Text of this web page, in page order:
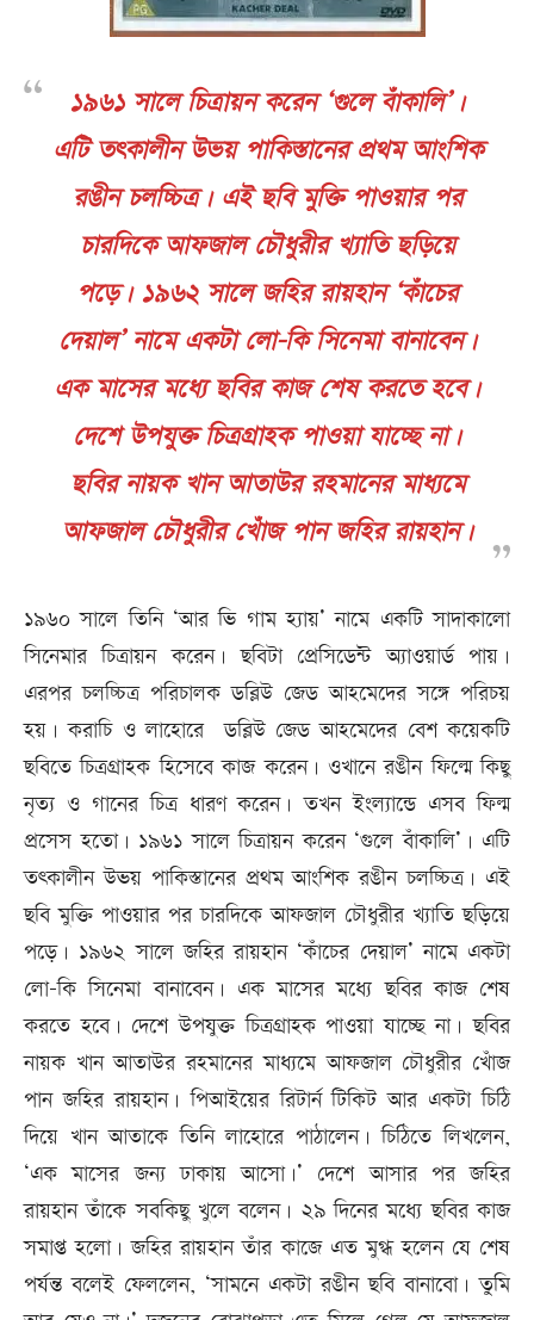
১৯৬১ সালে চিত্রায়ন করেন ‘গুলে বাঁকালি’।
এটি তৎকালীন উভয় পাকিস্তানের প্রথম আংশিক
রঙীন চলচ্চিত্র। এই ছবি মুক্তি পাওয়ার পর
চারদিকে আফজাল চৌধুরীর খ্যাতি ছড়িয়ে
পড়ে। ১৯৬২ সালে জহির রায়হান ‘কাঁচের
দেয়াল’ নামে একটা লো-কি সিনেমা বানাবেন।
এক মাসের মধ্যে ছবির কাজ শেষ করতে হবে।
দেশে উপযুক্ত চিত্রগ্রাহক পাওয়া যাচ্ছে না।
ছবির নায়ক খান আতাউর রহমানের মাধ্যমে
আফজাল চৌধুরীর খোঁজ পান জহির রায়হান।
১৯৬০ সালে তিনি ‘আর ভি গাম হ্যায়’ নামে একটি সাদাকালো
সিনেমার চিত্রায়ন করেন। ছবিটা প্রেসিডেন্ট অ্যাওয়ার্ড পায়।
এরপর চলচ্চিত্র পরিচালক ডব্লিউ জেড আহমেদের সঙ্গে পরিচয়
হয়। করাচি ও লাহোরে ডব্লিউ জেড আহমেদের বেশ কয়েকটি
ছবিতে চিত্রগ্রাহক হিসেবে কাজ করেন। ওখানে রঙীন ফিল্মে কিছু
নৃত্য ও গানের চিত্র ধারণ করেন। তখন ইংল্যান্ডে এসব ফিল্ম
প্রসেস হতো। ১৯৬১ সালে চিত্রায়ন করেন ‘গুলে বাঁকালি’। এটি
তৎকালীন উভয় পাকিস্তানের প্রথম আংশিক রঙীন চলচ্চিত্র। এই
ছবি মুক্তি পাওয়ার পর চারদিকে আফজাল চৌধুরীর খ্যাতি ছড়িয়ে
পড়ে। ১৯৬২ সালে জহির রায়হান ‘কাঁচের দেয়াল’ নামে একটা
লো-কি সিনেমা বানাবেন। এক মাসের মধ্যে ছবির কাজ শেষ
করতে হবে। দেশে উপযুক্ত চিত্রগ্রাহক পাওয়া যাচ্ছে না। ছবির
নায়ক খান আতাউর রহমানের মাধ্যমে আফজাল চৌধুরীর খোঁজ
পান জহির রায়হান। পিআইয়ের রিটার্ন টিকিট আর একটা চিঠি
দিয়ে খান আতাকে তিনি লাহোরে পাঠালেন। চিঠিতে লিখলেন,
‘এক মাসের জন্য ঢাকায় আসো।’ দেশে আসার পর জহির
রায়হান তাঁকে সবকিছু খুলে বলেন। ২৯ দিনের মধ্যে ছবির কাজ
সমাপ্ত হলো। জহির রায়হান তাঁর কাজে এত মুগ্ধ হলেন যে শেষ
পর্যন্ত বলেই ফেললেন, ‘সামনে একটা রঙীন ছবি বানাবো। তুমি